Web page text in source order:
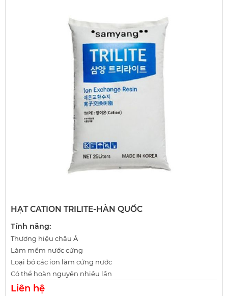
HẠT CATION TRILITE-HÀN QUỐC
Tính năng:
Thương hiệu châu Á
Làm mềm nước cứng
Loại bỏ các ion làm cứng nước
Có thể hoàn nguyên nhiều lần
Liên hệ